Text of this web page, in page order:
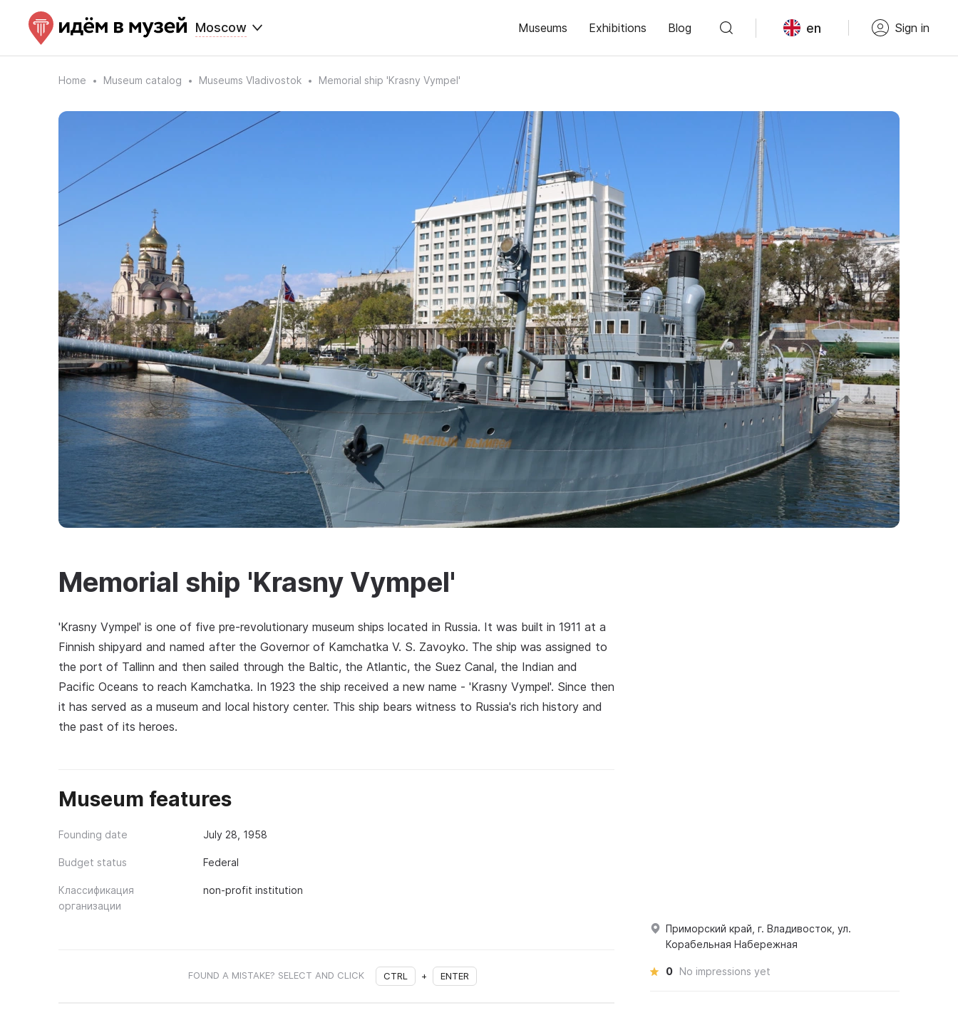
Moscow Museums Exhibitions Blog en Sign in
Home Museum catalog Museums Vladivostok Memorial ship 'Krasny Vympel'
Memorial ship 'Krasny Vympel'
'Krasny Vympel' is one of five pre-revolutionary museum ships located in Russia. It was built in 1911 at a
Finnish shipyard and named after the Governor of Kamchatka V. S. Zavoyko. The ship was assigned to
the port of Tallinn and then sailed through the Baltic, the Atlantic, the Suez Canal, the Indian and
Pacific Oceans to reach Kamchatka. In 1923 the ship received a new name - 'Krasny Vympel'. Since then
it has served as a museum and local history center. This ship bears witness to Russia's rich history and
the past of its heroes.
Museum features
Founding date July 28, 1958
Budget status Federal
Классификация
организации
non-profit institution
FOUND A MISTAKE? SELECT AND CLICK CTRL + ENTER
Приморский край, г. Владивосток, ул.
Корабельная Набережная
0 No impressions yet